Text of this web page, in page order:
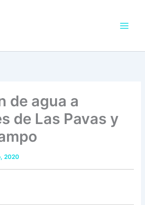
de agua a
de Las Pavas y
2020